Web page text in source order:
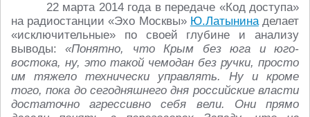
22 марта 2014 года в передаче «Код доступа»
на радиостанции «Эхо Москвы» Ю.Латынинаделает
«исключительные» по своей глубине и анализу
выводы:«Понятно, что Крым без юга и юго-
востока, ну, это такой чемодан без ручки, просто
им тяжело технически управлять. Ну и кроме
того, пока до сегодняшнего дня российские власти
достаточно агрессивно себя вели. Они прямо